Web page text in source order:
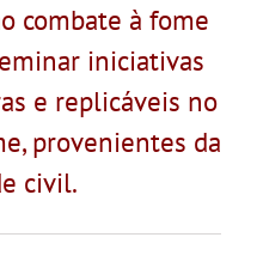
combate à fome
iniciativas
e replicáveis no
provenientes da
civil.